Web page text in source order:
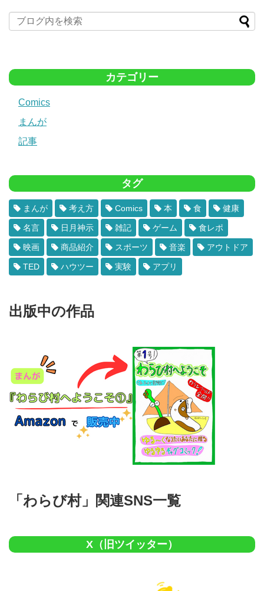
カテゴリー
Comics
まんが
記事
タグ
まんが 考え方 Comics 本 食 健康
名言 日月神示 雑記 ゲーム 食レポ
映画 商品紹介 スポーツ 音楽 アウトドア
TED ハウツー 実験 アプリ
出版中の作品
「わらび村」関連SNS一覧
X（旧ツイッター）